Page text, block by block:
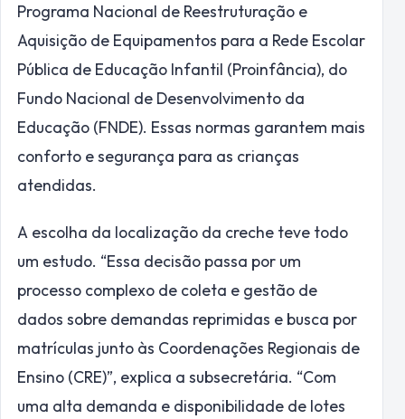
Programa Nacional de Reestruturação e
Aquisição de Equipamentos para a Rede Escolar
Pública de Educação Infantil (Proinfância), do
Fundo Nacional de Desenvolvimento da
Educação (FNDE). Essas normas garantem mais
conforto e segurança para as crianças
atendidas.
A escolha da localização da creche teve todo
um estudo. “Essa decisão passa por um
processo complexo de coleta e gestão de
dados sobre demandas reprimidas e busca por
matrículas junto às Coordenações Regionais de
Ensino (CRE)”, explica a subsecretária. “Com
uma alta demanda e disponibilidade de lotes